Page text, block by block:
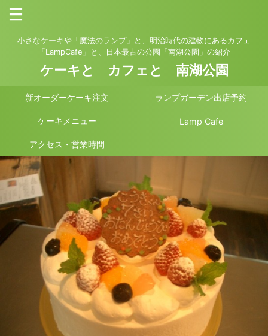
小さなケーキや「魔法のランプ」と、明治時代の建物にあるカフェ
「LampCafe」と、日本最古の公園「南湖公園」の紹介
ケーキと カフェと 南湖公園
新オーダーケーキ注文 ランプガーデン出店予約
ケーキメニュー Lamp Cafe
アクセス・営業時間